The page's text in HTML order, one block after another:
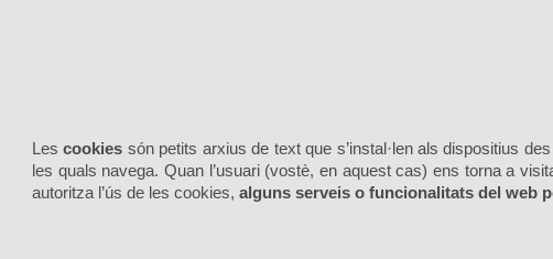
Lescookies són petits arxius de text que s’instal·len als dispositius
les quals navega. Quan l’usuari (vostè, en aquest cas) ens torna a
autoritza l’ús de les cookies, alguns serveis o funcionalitats del web